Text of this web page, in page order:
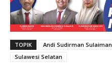
TOPIK Andi Sudirman Sulaiman
Sulawesi Selatan